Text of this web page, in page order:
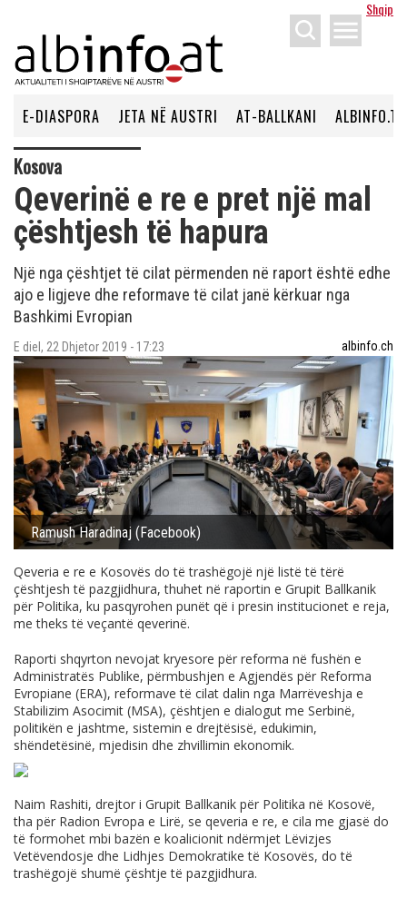
Shqip
menu
E-DIASPORA JETA NË AUSTRI AT-BALLKANI ALBINFO.TV
Kosova
Qeverinë e re e pret një mal
çështjesh të hapura
Një nga çështjet të cilat përmenden në raport është edhe
ajo e ligjeve dhe reformave të cilat janë kërkuar nga
Bashkimi Evropian
E diel, 22 Dhjetor 2019 - 17:23 albinfo.ch
Ramush Haradinaj (Facebook)
Qeveria e re e Kosovës do të trashëgojë një listë të tërë
çështjesh të pazgjidhura, thuhet në raportin e Grupit Ballkanik
për Politika, ku pasqyrohen punët që i presin institucionet e reja,
me theks të veçantë qeverinë.
Raporti shqyrton nevojat kryesore për reforma në fushën e
Administratës Publike, përmbushjen e Agjendës për Reforma
Evropiane (ERA), reformave të cilat dalin nga Marrëveshja e
Stabilizim Asocimit (MSA), çështjen e dialogut me Serbinë,
politikën e jashtme, sistemin e drejtësisë, edukimin,
shëndetësinë, mjedisin dhe zhvillimin ekonomik.
Naim Rashiti, drejtor i Grupit Ballkanik për Politika në Kosovë,
tha për Radion Evropa e Lirë, se qeveria e re, e cila me gjasë do
të formohet mbi bazën e koalicionit ndërmjet Lëvizjes
Vetëvendosje dhe Lidhjes Demokratike të Kosovës, do të
trashëgojë shumë çështje të pazgjidhura.